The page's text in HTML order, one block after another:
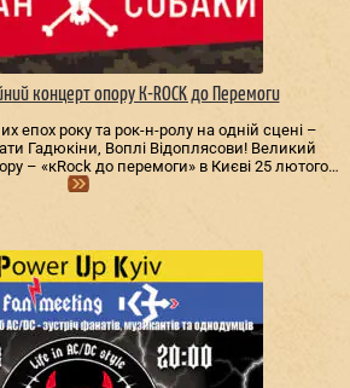
концерт опору К-ROCK до Перемоги
епох року та рок-н-ролу на одній сцені –
Гадюкіни, Воплі Відоплясови! Великий
– «кRock до перемоги» в Києві 25 лютого…